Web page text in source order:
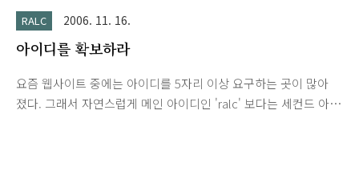
MEDIA/GRAPHIC 001.sis sis테마파일 MEDIA/MELODY 파일
명.mmf 벨소리 파일 IMAGE/FONT NewSpring_12_eng.fnt 새
봄체 크기 12 영어 파일....다른 파일도 이런식입니다.
Camera_zoom.mmf 카메라 줌 음....소리가 났던가 줌 쓸때?....-
_ㅡ Click_Sequence_03.mmf 카메라 연속..
RALC 2006. 11. 16.
아이디를 확보하라
요즘 웹사이트 중에는 아이디를 5자리 이상 요구하는 곳이 많아
졌다. 그래서 자연스럽게 메인 아이디인 'ralc' 보다는 세컨드 아